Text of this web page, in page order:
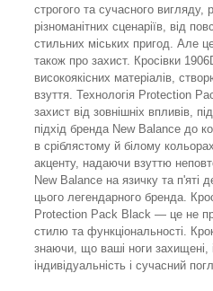
строгого та сучасного вигляду,
різноманітних сценаріїв, від
стильних міських пригод. Але
також про захист. Кросівки
високоякісних матеріалів,
взуття. Технологія Protection
захист від зовнішніх впливів,
підхід бренда New Balance до
в сріблястому й білому
акценту, надаючи взуттю
New Balance на язичку та п'яті
цього легендарного бренда.
Protection Pack Black — це не
стилю та функціональності.
знаючи, що ваші ноги
індивідуальність і сучасний